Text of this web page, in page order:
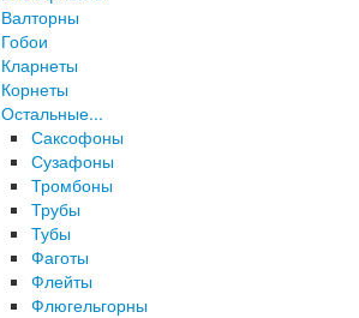
Валторны
Гобои
Кларнеты
Корнеты
Остальные...
Саксофоны
Сузафоны
Тромбоны
Трубы
Тубы
Фаготы
Флейты
Флюгельгорны